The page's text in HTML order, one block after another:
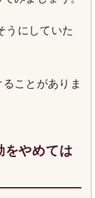
うにしていた
ことがありま
をやめては